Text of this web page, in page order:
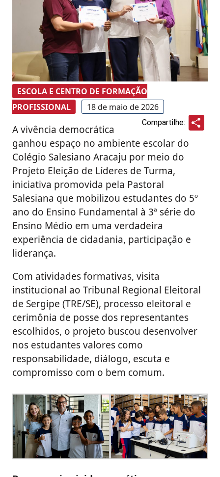
ESCOLA E CENTRO DE FORMAÇÃO
PROFISSIONAL
18 de maio de 2026
Compartilhe:
A vivência democrática
ganhou espaço no ambiente escolar do
Colégio Salesiano Aracaju por meio do
Projeto Eleição de Líderes de Turma,
iniciativa promovida pela Pastoral
Salesiana que mobilizou estudantes do 5º
ano do Ensino Fundamental à 3ª série do
Ensino Médio em uma verdadeira
experiência de cidadania, participação e
liderança.
Com atividades formativas, visita
institucional ao Tribunal Regional Eleitoral
de Sergipe (TRE/SE), processo eleitoral e
cerimônia de posse dos representantes
escolhidos, o projeto buscou desenvolver
nos estudantes valores como
responsabilidade, diálogo, escuta e
compromisso com o bem comum.